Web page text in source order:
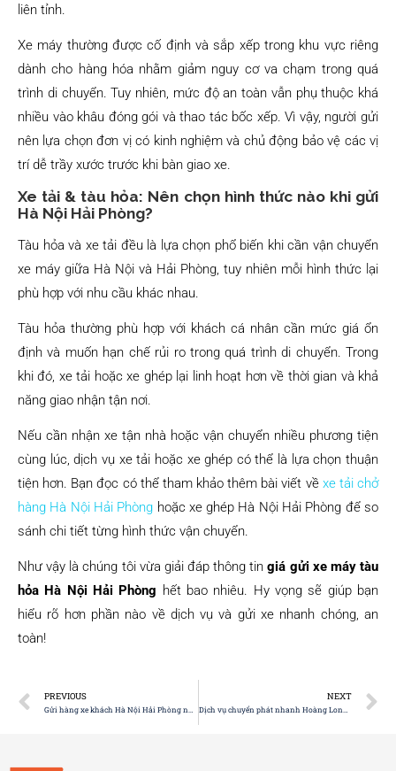
liên tỉnh.
Xe máy thường được cố định và sắp xếp trong khu vực riêng
dành cho hàng hóa nhằm giảm nguy cơ va chạm trong quá
trình di chuyển. Tuy nhiên, mức độ an toàn vẫn phụ thuộc khá
nhiều vào khâu đóng gói và thao tác bốc xếp. Vì vậy, người gửi
nên lựa chọn đơn vị có kinh nghiệm và chủ động bảo vệ các vị
trí dễ trầy xước trước khi bàn giao xe.
Xe tải & tàu hỏa: Nên chọn hình thức nào khi gửi
Hà Nội Hải Phòng?
Tàu hỏa và xe tải đều là lựa chọn phổ biến khi cần vận chuyển
xe máy giữa Hà Nội và Hải Phòng, tuy nhiên mỗi hình thức lại
phù hợp với nhu cầu khác nhau.
Tàu hỏa thường phù hợp với khách cá nhân cần mức giá ổn
định và muốn hạn chế rủi ro trong quá trình di chuyển. Trong
khi đó, xe tải hoặc xe ghép lại linh hoạt hơn về thời gian và khả
năng giao nhận tận nơi.
Nếu cần nhận xe tận nhà hoặc vận chuyển nhiều phương tiện
cùng lúc, dịch vụ xe tải hoặc xe ghép có thể là lựa chọn thuận
tiện hơn. Bạn đọc có thể tham khảo thêm bài viết về xe tải chở
hàng Hà Nội Hải Phòng hoặc xe ghép Hà Nội Hải Phòng để so
sánh chi tiết từng hình thức vận chuyển.
Như vậy là chúng tôi vừa giải đáp thông tingiá gửi xe máy tàu
hỏa Hà Nội Hải Phòng hết bao nhiêu. Hy vọng sẽ giúp bạn
hiểu rõ hơn phần nào về dịch vụ và gửi xe nhanh chóng, an
toàn!
PREVIOUS NEXT